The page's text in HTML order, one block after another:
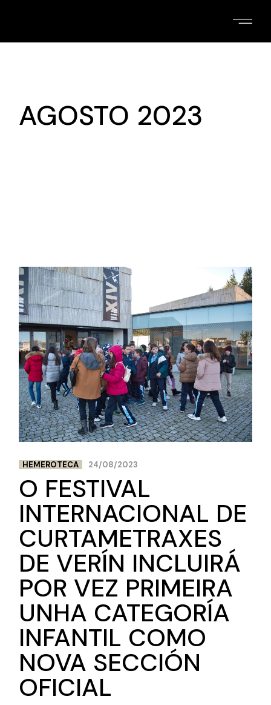
AGOSTO 2023
HEMEROTECA 24/08/2023
O FESTIVAL
INTERNACIONAL DE
CURTAMETRAXES
DE VERÍN INCLUIRÁ
POR VEZ PRIMEIRA
UNHA CATEGORÍA
INFANTIL COMO
NOVA SECCIÓN
OFICIAL